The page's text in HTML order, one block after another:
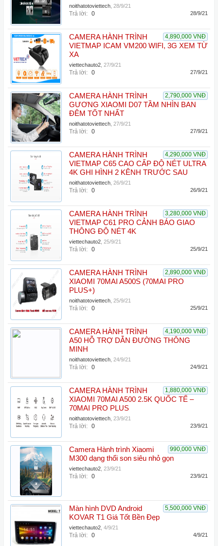
noithatotoviettech 28/9/21
Trả lời: 0 28/9/21
4,890,000 VNĐ
CAMERA HÀNH TRÌNH
VIETMAP ICAM VM200 WIFI, 3G XEM TỪ
XA
viettechauto2 27/9/21
Trả lời: 0 27/9/21
2,790,000 VNĐ
CAMERA HÀNH TRÌNH
GƯƠNG XIAOMI D07 TẦM NHÌN BAN
ĐÊM TỐT NHẤT
noithatotoviettech 27/9/21
Trả lời: 0 27/9/21
4,290,000 VNĐ
CAMERA HÀNH TRÌNH
VIETMAP C65 CAO CẤP ĐỘ NÉT ULTRA
4K GHI HÌNH 2 KÊNH TRƯỚC SAU
noithatotoviettech 26/9/21
Trả lời: 0 26/9/21
3,280,000 VNĐ
CAMERA HÀNH TRÌNH
VIETMAP C61 PRO CẢNH BÁO GIAO
THÔNG ĐỘ NÉT 4K
viettechauto2 25/9/21
Trả lời: 0 25/9/21
2,890,000 VNĐ
CAMERA HÀNH TRÌNH
XIAOMI 70MAI A500S (70MAI PRO
PLUS+)
noithatotoviettech 25/9/21
Trả lời: 0 25/9/21
4,190,000 VNĐ
CAMERA HÀNH TRÌNH
A50 HỖ TRỢ DẪN ĐƯỜNG THÔNG
MINH
noithatotoviettech 24/9/21
Trả lời: 0 24/9/21
1,880,000 VNĐ
CAMERA HÀNH TRÌNH
XIAOMI 70MAI A500 2.5K QUỐC TẾ –
70MAI PRO PLUS
noithatotoviettech 23/9/21
Trả lời: 0 23/9/21
990,000 VNĐ
Camera Hành trình Xiaomi
M300 dạng thổi son siêu nhỏ gọn
viettechauto2 23/9/21
Trả lời: 0 23/9/21
5,500,000 VNĐ
Màn hình DVD Android
KOVAR T1 Giá Tốt Bền Đẹp
viettechauto2 4/9/21
Trả lời: 0 4/9/21